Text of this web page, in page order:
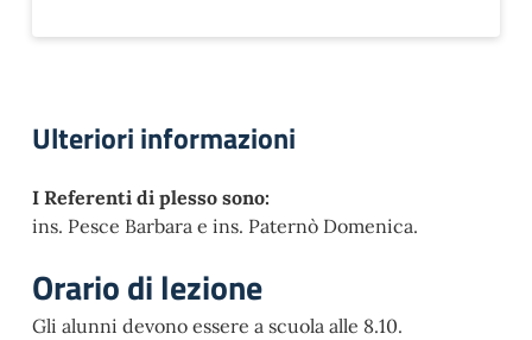
Ulteriori informazioni
I Referenti di plesso sono:
ins. Pesce Barbara e ins. Paternò Domenica.
Orario di lezione
Gli alunni devono essere a scuola alle 8.10.